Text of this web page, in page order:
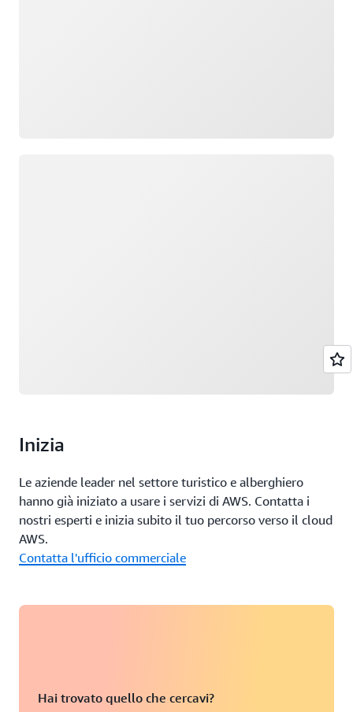
Inizia
Le aziende leader nel settore turistico e alberghiero
hanno già iniziato a usare i servizi di AWS. Contatta i
nostri esperti e inizia subito il tuo percorso verso il cloud
AWS.
Contatta l'ufficio commerciale
Hai trovato quello che cercavi?